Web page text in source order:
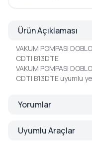
Ürün Açıklaması
VAKUM POMPASI
CDTI B13DTE
VAKUM POMPASI
CDTI B13DTE uyumlu
Yorumlar
Uyumlu Araçlar